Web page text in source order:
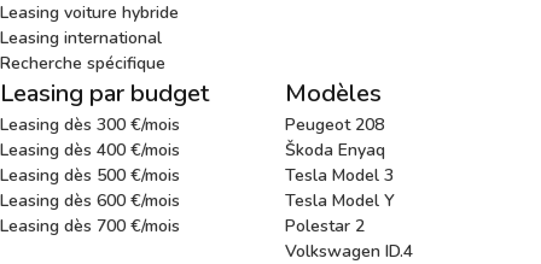
Leasing voiture hybride
Leasing international
Recherche spécifique
Leasing par budget
Leasing dès 300 €/mois
Leasing dès 400 €/mois
Leasing dès 500 €/mois
Leasing dès 600 €/mois
Leasing dès 700 €/mois
Modèles
Peugeot 208
Škoda Enyaq
Tesla Model 3
Tesla Model Y
Polestar 2
Volkswagen ID.4